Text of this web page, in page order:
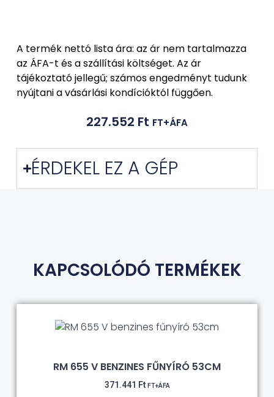
A termék nettó lista ára: az ár nem tartalmazza
az ÁFA-t és a szállítási költséget. Az ár
tájékoztató jellegű; számos engedményt tudunk
nyújtani a vásárlási kondícióktól függően.
227.552 Ft FT+ÁFA
ÉRDEKEL EZ A GÉP
KAPCSOLÓDÓ TERMÉKEK
RM 655 V BENZINES FŰNYÍRÓ 53CM
371.441 Ft FT+ÁFA